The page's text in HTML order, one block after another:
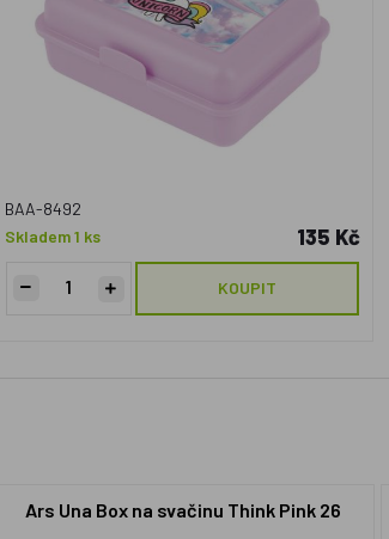
BAA-8492
Skladem 1 ks
135 Kč
KOUPIT
Ars Una Box na svačinu Think Pink 26